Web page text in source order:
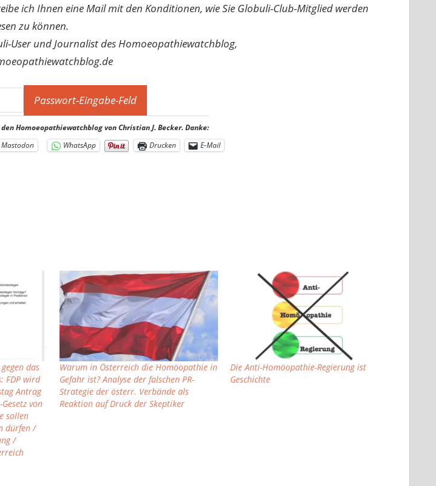
ich Ihnen eine Mail mit den Konditionen, wie Sie Globuli-Club-Mitglied werden
zu können.
User und Journalist des Homoeopathiewatchblog,
Homoeopathiewatchblog von Christian J. Becker. Danke:
Mastodon WhatsApp Drucken E-Mail
das
FDP wird
Antrag
von
sollen
dürfen /
/
Warum in Österreich die Homöopathie in
Gefahr ist? Analyse der falschen PR-
Strategie der österr. Verbände als
Reaktion auf Druck der Skeptiker
Die Anti-Homöopathie-Regierung ist
Geschichte